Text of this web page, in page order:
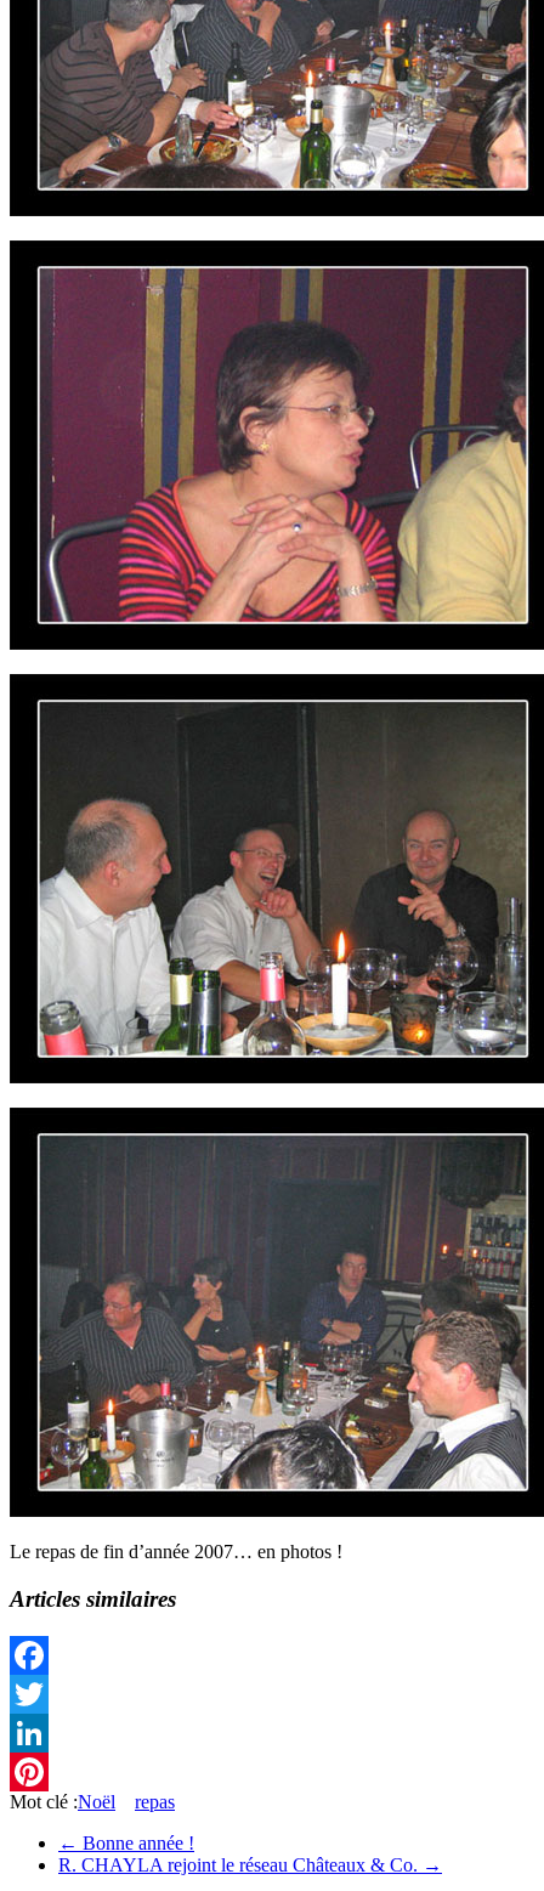
Le repas de fin d’année 2007… en photos !
Articles similaires
Facebook
Twitter
LinkedIn
Pinterest
Mot clé :Noël
repas
← Bonne année !
R. CHAYLA rejoint le réseau Châteaux & Co. →